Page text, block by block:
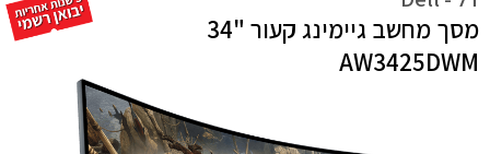
מסך מחשב גיימינג קעור "34
AW3425DWM